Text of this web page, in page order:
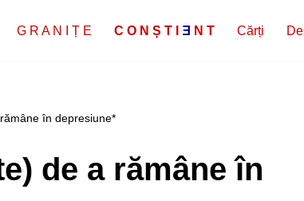
G R A N I Ț E C O N Ș T E N T Cărți
în depresiune*
de a rămâne în